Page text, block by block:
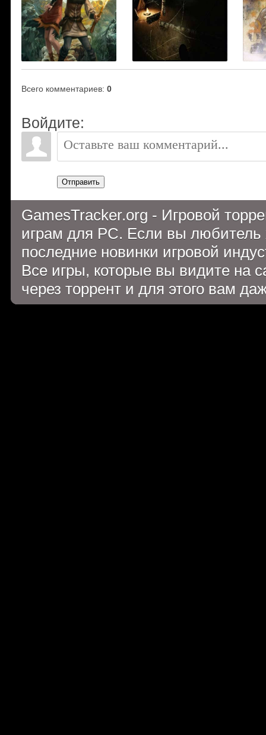
Всего комментариев: 0
Войдите:
Отправить
GamesTracker.org - Игровой
играм для PC. Если вы
последние новинки игровой
Все игры, которые вы видите на
через торрент и для этого вам